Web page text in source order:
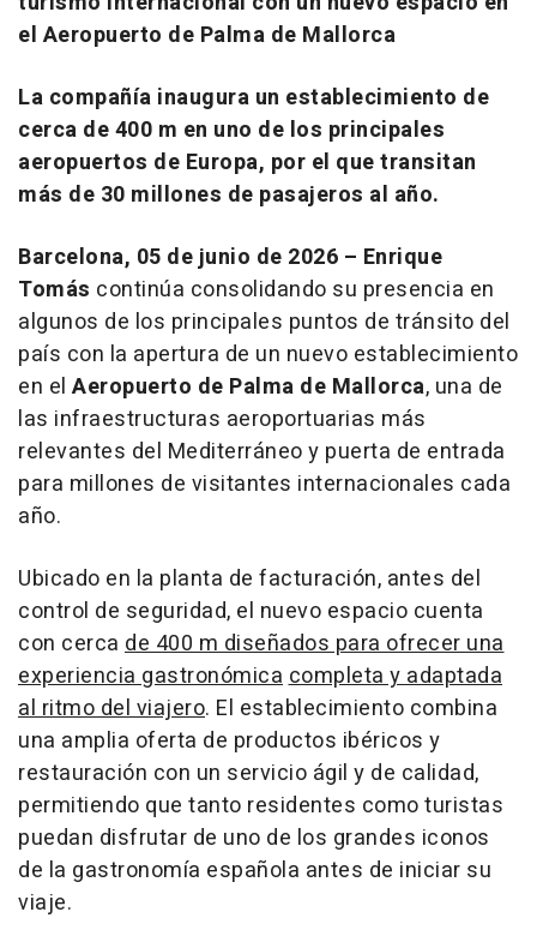
el Aeropuerto de Palma de Mallorca
La compañía inaugura un establecimiento de
cerca de 400 m en uno de los principales
aeropuertos de Europa, por el que transitan
más de 30 millones de pasajeros al año.
Barcelona, 05 de junio de 2026 – Enrique
Tomás continúa consolidando su presencia en
algunos de los principales puntos de tránsito del
país con la apertura de un nuevo establecimiento
en el Aeropuerto de Palma de Mallorca, una de
las infraestructuras aeroportuarias más
relevantes del Mediterráneo y puerta de entrada
para millones de visitantes internacionales cada
año.
Ubicado en la planta de facturación, antes del
control de seguridad, el nuevo espacio cuenta
con cerca de 400 m diseñados para ofrecer una
experiencia gastronómicacompleta y adaptada
al ritmo del viajero. El establecimiento combina
una amplia oferta de productos ibéricos y
restauración con un servicio ágil y de calidad,
permitiendo que tanto residentes como turistas
puedan disfrutar de uno de los grandes iconos
de la gastronomía española antes de iniciar su
viaje.